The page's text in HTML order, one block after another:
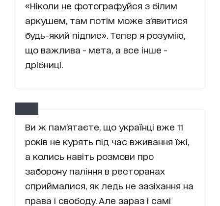
«Ніколи не фотографуйся з білим
аркушем, там потім може з’явитися
будь-який підпис». Тепер я розумію,
що важлива - мета, а все інше -
дрібниці.
Ви ж пам’ятаєте, що українці вже 11
років не курять під час вживання їжі,
а колись навіть розмови про
заборону паління в ресторанах
сприймалися, як ледь не зазіхання на
права і свободу. Але зараз і самі